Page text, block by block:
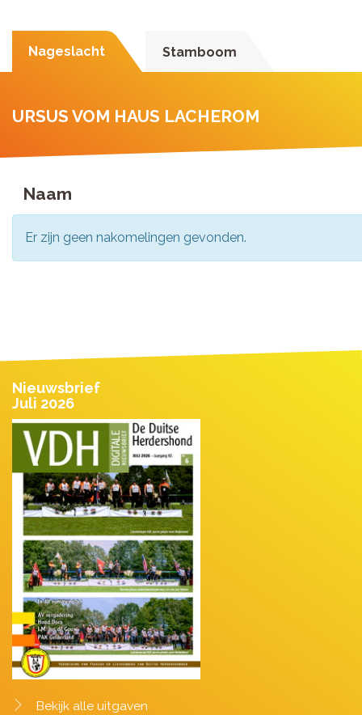
Nageslacht Stamboom
URSUS VOM HAUS LACHEROM
Naam
Er zijn geen nakomelingen gevonden.
Nieuwsbrief
Juli 2026
Bekijk alle uitgaven